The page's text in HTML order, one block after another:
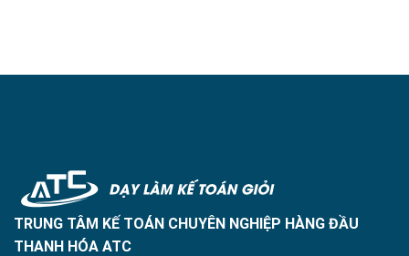
TRUNG TÂM KẾ TOÁN CHUYÊN NGHIỆP HÀNG ĐẦU
THANH HÓA ATC